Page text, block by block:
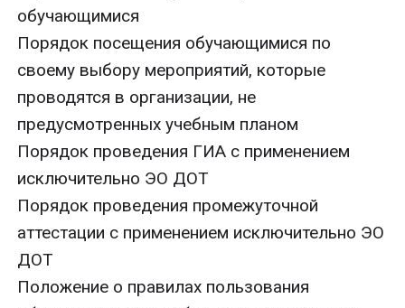
обучающимися
Порядок посещения обучающимися по
своему выбору мероприятий, которые
проводятся в организации, не
предусмотренных учебным планом
Порядок проведения ГИА с применением
исключительно ЭО ДОТ
Порядок проведения промежуточной
аттестации с применением исключительно ЭО
ДОТ
Положение о правилах пользования